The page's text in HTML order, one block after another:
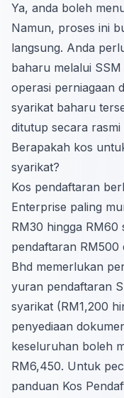
Ya, anda boleh
Namun, proses ini
langsung. Anda
baharu melalui
operasi perniagaan
syarikat baharu
ditutup secara rasmi
Berapakah kos
syarikat?
Kos pendaftaran
Enterprise paling
RM30 hingga
pendaftaran
Bhd memerlukan
yuran pendaftaran
syarikat (RM1,200
penyediaan
keseluruhan boleh
RM6,450. Untuk
panduan Kos